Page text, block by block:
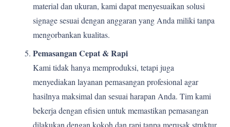
material dan ukuran, kami dapat menyesuaikan solusi
signage sesuai dengan anggaran yang Anda miliki tanpa
mengorbankan kualitas.
Pemasangan Cepat & Rapi
Kami tidak hanya memproduksi, tetapi juga
menyediakan layanan pemasangan profesional agar
hasilnya maksimal dan sesuai harapan Anda. Tim kami
bekerja dengan efisien untuk memastikan pemasangan
dilakukan dengan kokoh dan rapi tanpa merusak struktur